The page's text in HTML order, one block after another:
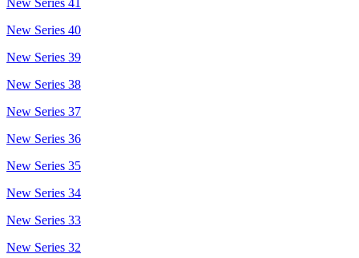
New Series 40
New Series 39
New Series 38
New Series 37
New Series 36
New Series 35
New Series 34
New Series 33
New Series 32